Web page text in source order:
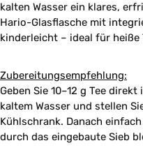
kalten Wasser ein klares,
Hario-Glasflasche mit
kinderleicht – ideal für heiße
Zubereitungsempfehlung:
Geben Sie 10–12 g Tee
kaltem Wasser und stellen
Kühlschrank. Danach
durch das eingebaute Sieb